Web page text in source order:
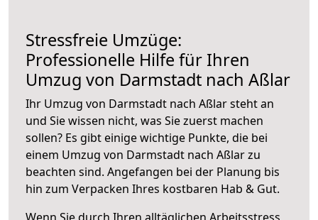
Stressfreie Umzüge:
Professionelle Hilfe für Ihren
Umzug von Darmstadt nach Aßlar
Ihr Umzug von Darmstadt nach Aßlar steht an
und Sie wissen nicht, was Sie zuerst machen
sollen? Es gibt einige wichtige Punkte, die bei
einem Umzug von Darmstadt nach Aßlar zu
beachten sind. Angefangen bei der Planung bis
hin zum Verpacken Ihres kostbaren Hab & Gut.